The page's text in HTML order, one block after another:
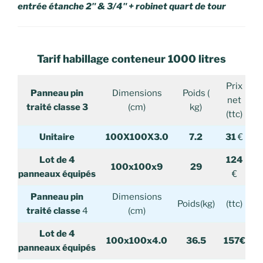
entrée étanche 2″ & 3/4″ + robinet quart de tour
Tarif habillage conteneur 1000 litres
Panneau pin
traité classe 3
Dimensions
(cm)
Poids (
kg)
Prix
net
(ttc)
Unitaire 100X100X3.0 7.2 31€
Lot de 4
panneauxéquipés
100x100x9 29
124
€
Panneau pin
traitéclasse4
Dimensions
(cm)
Poids(kg) (ttc)
Lot de4
panneaux équipés
100x100x4.0 36.5 157€